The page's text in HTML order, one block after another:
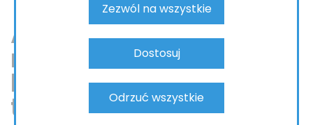
Zezwól na wszystkie
Dostosuj
Odrzuć wszystkie
AXOR One –
minimalistyczne
baterie łazienkowe z
technologią Select